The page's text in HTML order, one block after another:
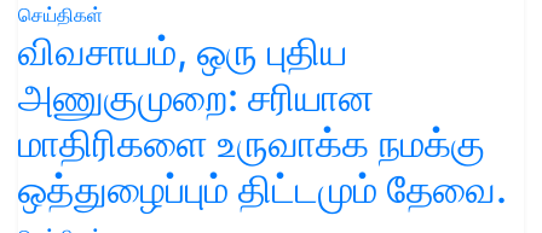
செய்திகள்
விவசாயம், ஒரு புதிய
அணுகுமுறை: சரியான
மாதிரிகளை உருவாக்க நமக்கு
ஒத்துழைப்பும் திட்டமும் தேவை.